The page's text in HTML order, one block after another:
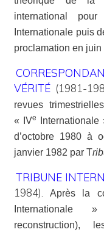
international
Internationale puis
proclamation en juin
VÉRITÉ (1981-
revues
« IVe
d’octobre 1980 à
janvier 1982 par T
TRIBUNE
1984).Après la
Internationale
reconstruction),